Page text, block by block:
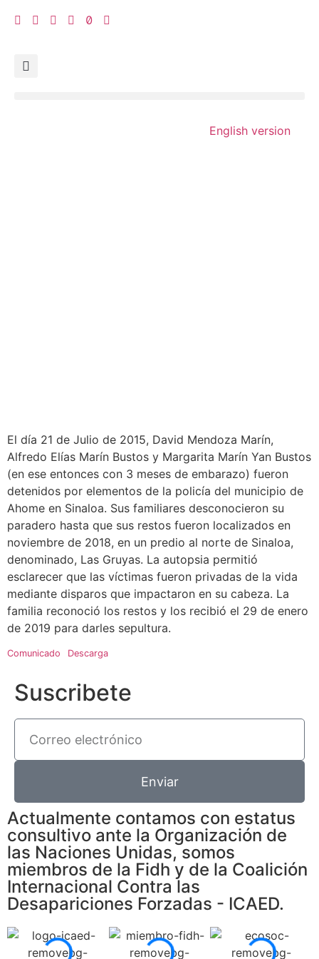
English version
El día 21 de Julio de 2015, David Mendoza Marín,
Alfredo Elías Marín Bustos y Margarita Marín Yan Bustos
(en ese entonces con 3 meses de embarazo) fueron
detenidos por elementos de la policía del municipio de
Ahome en Sinaloa. Sus familiares desconocieron su
paradero hasta que sus restos fueron localizados en
noviembre de 2018, en un predio al norte de Sinaloa,
denominado, Las Gruyas. La autopsia permitió
esclarecer que las víctimas fueron privadas de la vida
mediante disparos que impactaron en su cabeza. La
familia reconoció los restos y los recibió el 29 de enero
de 2019 para darles sepultura.
Comunicado Descarga
Suscribete
Enviar
Actualmente contamos con estatus
consultivo ante la Organización de
las Naciones Unidas, somos
miembros de la Fidh y de la Coalición
Internacional Contra las
Desapariciones Forzadas - ICAED.